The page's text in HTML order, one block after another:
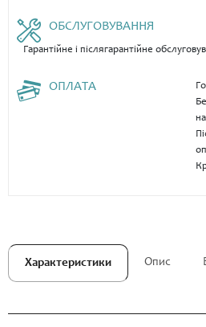
ОБСЛУГОВУВАННЯ
Гарантійне і післягарантійне
ОПЛАТА
Характеристики Опис